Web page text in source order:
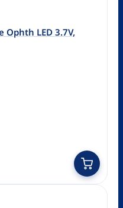
Ophth LED 3.7V,